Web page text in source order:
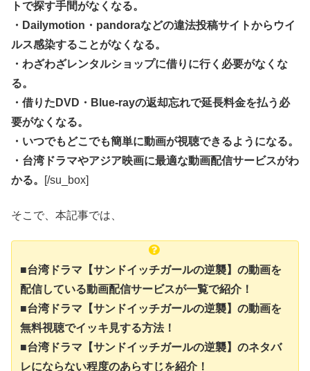
トで探す手間がなくなる。
・Dailymotion・pandoraなどの違法投稿サイトからウイ
ルス感染することがなくなる。
・わざわざレンタルショップに借りに行く必要がなくな
る。
・借りたDVD・Blue-rayの返却忘れで延長料金を払う必
要がなくなる。
・いつでもどこでも簡単に動画が視聴できるようになる。
・台湾ドラマやアジア映画に最適な動画配信サービスがわ
かる。
[/su_box]
そこで、本記事では、
■台湾ドラマ【サンドイッチガールの逆襲】の動画を
配信している動画配信サービスが一覧で紹介！
■台湾ドラマ【サンドイッチガールの逆襲】の動画を
無料視聴でイッキ見する方法！
■台湾ドラマ【サンドイッチガールの逆襲】のネタバ
レにならない程度のあらすじを紹介！